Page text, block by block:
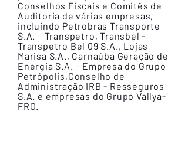
Conselhos Fiscais e Comitês de
Auditoria de várias empresas,
incluindo Petrobras Transporte
S.A. – Transpetro, Transbel -
Transpetro Bel 09 S.A., Lojas
Marisa S.A., Carnaúba Geração de
Energia S.A. – Empresa do Grupo
Petrópolis,Conselho de
Administração IRB - Resseguros
S.A. e empresas do Grupo Vallya-
FRO.